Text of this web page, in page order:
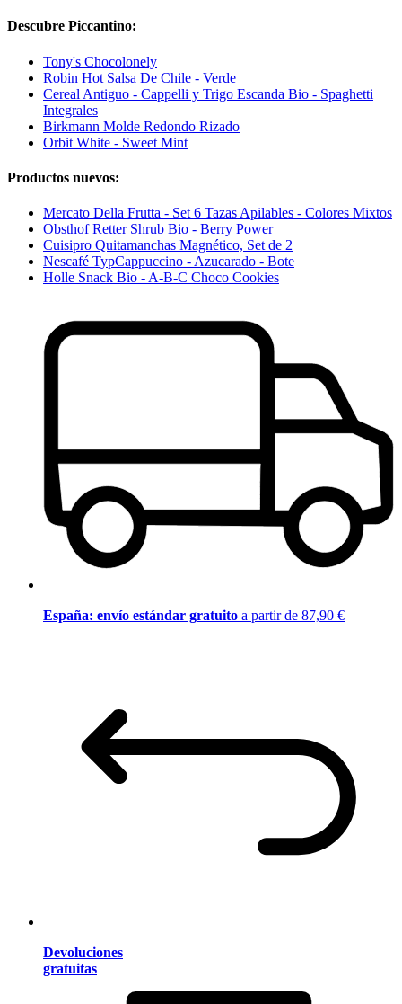
Descubre Piccantino:
Tony's Chocolonely
Robin Hot Salsa De Chile - Verde
Cereal Antiguo - Cappelli y Trigo Escanda Bio - Spaghetti
Integrales
Birkmann Molde Redondo Rizado
Orbit White - Sweet Mint
Productos nuevos:
Mercato Della Frutta - Set 6 Tazas Apilables - Colores Mixtos
Obsthof Retter Shrub Bio - Berry Power
Cuisipro Quitamanchas Magnético, Set de 2
Nescafé TypCappuccino - Azucarado - Bote
Holle Snack Bio - A-B-C Choco Cookies
España: envío estándar gratuito a partir de 87,90 €
Devoluciones
gratuitas